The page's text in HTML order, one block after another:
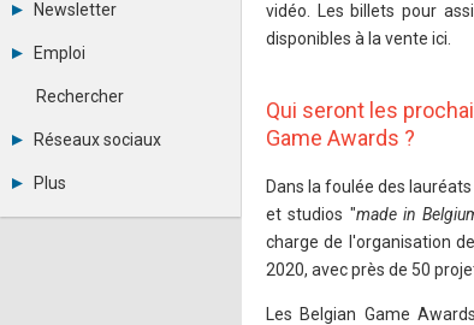
Se connecter
Messages privés
Contacter un modérateur
Newsletter
Archives
Abonnement
Emploi
Consulter les annonces
Observatoire de l'emploi
Rechercher
Réseaux sociaux
LinkedIn
Plus
Annonceurs
vidéo. Les billets pour
disponibles à la vente ici.
Qui seront les
Game Awards ?
Dans la foulée des
et studios "made in
charge de l'organisation
2020, avec près de 50
Les Belgian Game